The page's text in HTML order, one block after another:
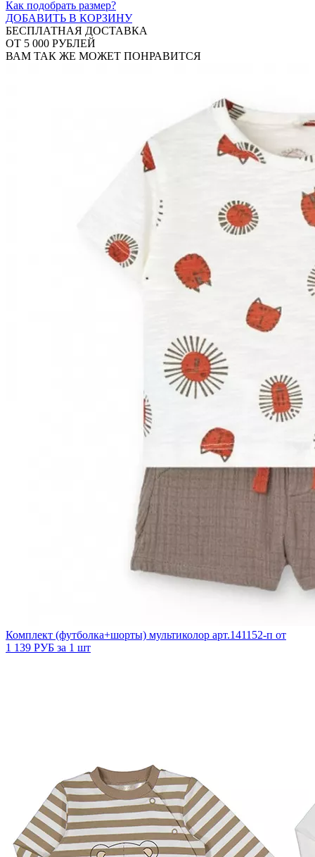
Как подобрать размер?
ДОБАВИТЬ В КОРЗИНУ
БЕСПЛАТНАЯ ДОСТАВКА
ОТ 5 000 РУБЛЕЙ
ВАМ ТАК ЖЕ МОЖЕТ ПОНРАВИТСЯ
Комплект (футболка+шорты) мультиколор арт.141152-п от
1 139 РУБ за 1 шт